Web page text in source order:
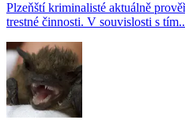
Plzeňští kriminalisté aktuálně
trestné činnosti. V souvislosti s